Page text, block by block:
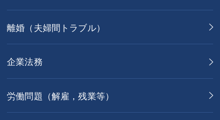
離婚（夫婦間トラブル）
企業法務
労働問題（解雇，残業等）